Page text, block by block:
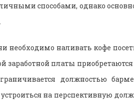
способами, однако
необходимо наливать кофе
заработной платы
должностью
на перспективную